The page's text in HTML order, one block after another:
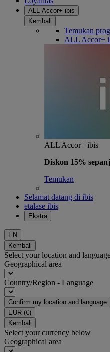
ALL Accor+ ibis
Kembali
Temukan
ALL Accor+
ALL Accor+ ibis
Diskon 15%
Temukan
Selamat datang di ibis
etalase ibis
Ekstra
EN
Kembali
Select your location and
Geographical area
Country/Region - Language
Confirm my location and language
EUR (€)
Kembali
Select your currency below
Geographical area